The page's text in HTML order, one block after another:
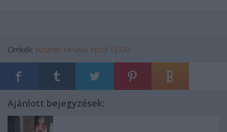
Címkék: kutatás tanulás építő LEGO
Ajánlott bejegyzések: